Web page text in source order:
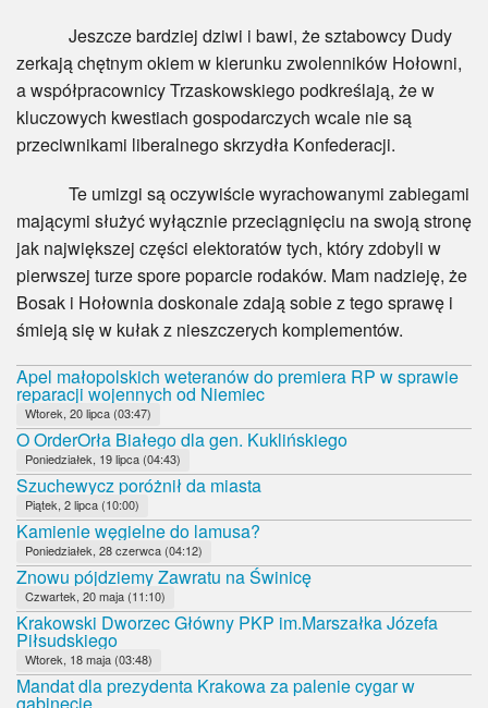
Jeszcze bardziej dziwi i bawi, że sztabowcy Dudy
zerkają chętnym okiem w kierunku zwolenników Hołowni,
a współpracownicy Trzaskowskiego podkreślają, że w
kluczowych kwestiach gospodarczych wcale nie są
przeciwnikami liberalnego skrzydła Konfederacji.
Te umizgi są oczywiście wyrachowanymi zabiegami
mającymi służyć wyłącznie przeciągnięciu na swoją stronę
jak największej części elektoratów tych, który zdobyli w
pierwszej turze spore poparcie rodaków. Mam nadzieję, że
Bosak i Hołownia doskonale zdają sobie z tego sprawę i
śmieją się w kułak z nieszczerych komplementów.
Apel małopolskich weteranów do premiera RP w sprawie
reparacji wojennych od Niemiec
Wtorek, 20 lipca (03:47)
O OrderOrła Białego dla gen. Kuklińskiego
Poniedziałek, 19 lipca (04:43)
Szuchewycz poróżnił da miasta
Piątek, 2 lipca (10:00)
Kamienie węgielne do lamusa?
Poniedziałek, 28 czerwca (04:12)
Znowu pójdziemy Zawratu na Świnicę
Czwartek, 20 maja (11:10)
Krakowski Dworzec Główny PKP im.Marszałka Józefa
Piłsudskiego
Wtorek, 18 maja (03:48)
Mandat dla prezydenta Krakowa za palenie cygar w
gabinecie